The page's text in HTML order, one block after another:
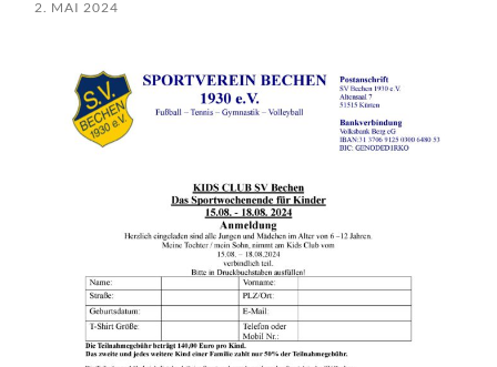
2. MAI 2024